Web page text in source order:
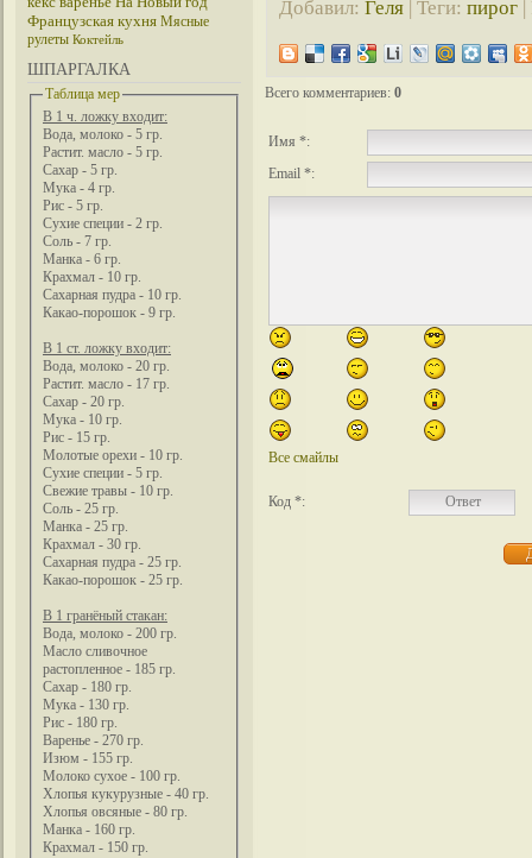
Французская кухня Мясные
рулеты Коктейль
ШПАРГАЛКА
Таблица мер
В 1 ч. ложку входит:
Вода, молоко - 5 гр.
Растит. масло - 5 гр.
Сахар - 5 гр.
Мука - 4 гр.
Рис - 5 гр.
Сухие специи - 2 гр.
Соль - 7 гр.
Манка - 6 гр.
Крахмал - 10 гр.
Сахарная пудра - 10 гр.
Какао-порошок - 9 гр.
В 1 ст. ложку входит:
Вода, молоко - 20 гр.
Растит. масло - 17 гр.
Сахар - 20 гр.
Мука - 10 гр.
Рис - 15 гр.
Молотые орехи - 10 гр.
Сухие специи - 5 гр.
Свежие травы - 10 гр.
Соль - 25 гр.
Манка - 25 гр.
Крахмал - 30 гр.
Сахарная пудра - 25 гр.
Какао-порошок - 25 гр.
В 1 гранёный стакан:
Вода, молоко - 200 гр.
Масло сливочное
растопленное - 185 гр.
Сахар - 180 гр.
Мука - 130 гр.
Рис - 180 гр.
Варенье - 270 гр.
Изюм - 155 гр.
Молоко сухое - 100 гр.
Хлопья кукурузные - 40 гр.
Хлопья овсяные - 80 гр.
Манка - 160 гр.
Крахмал - 150 гр.
Добавил: Геля | Теги: пирог |
Всего комментариев: 0
Имя *:
Email *:
Все смайлы
Код *: